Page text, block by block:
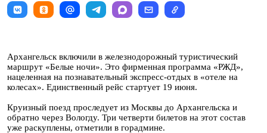
Архангельск включили в железнодорожный туристический
маршрут «Белые ночи». Это фирменная программа «РЖД»,
нацеленная на познавательный экспресс-отдых в «отеле на
колесах». Единственный рейс стартует 19 июня.
Круизный поезд проследует из Москвы до Архангельска и
обратно через Вологду. Три четверти билетов на этот состав
уже раскуплены, отметили в горадмине.